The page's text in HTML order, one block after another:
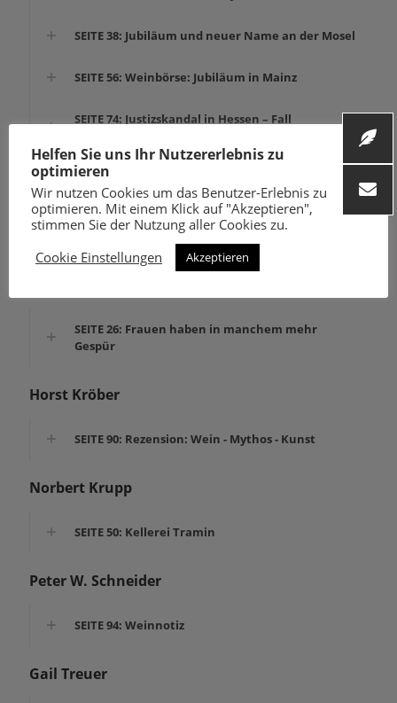
SEITE 38: Jubiläum und neuer Name an der Mosel
SEITE 56: Weinbörse: Jubiläum in Mainz
SEITE 74: Justizskandal in Hessen – Fall
SEITE 88: Rezension: Gebrauchsanweisung für
Wein
SEITE 93: Weinnotizen
SEITE 26: Frauen haben in manchem mehr
Gespür
Horst Kröber
SEITE 90: Rezension: Wein - Mythos - Kunst
Norbert Krupp
SEITE 50: Kellerei Tramin
Peter W. Schneider
SEITE 94: Weinnotiz
Gail Treuer
Helfen Sie uns Ihr Nutzererlebnis zu
optimieren
Wir nutzen Cookies um das Benutzer-Erlebnis zu
optimieren. Mit einem Klick auf "Akzeptieren",
stimmen Sie der Nutzung aller Cookies zu.
Cookie Einstellungen
Akzeptieren